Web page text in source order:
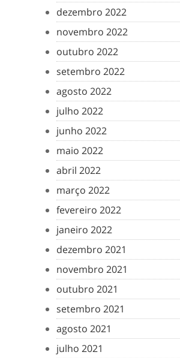
dezembro 2022
novembro 2022
outubro 2022
setembro 2022
agosto 2022
julho 2022
junho 2022
maio 2022
abril 2022
março 2022
fevereiro 2022
janeiro 2022
dezembro 2021
novembro 2021
outubro 2021
setembro 2021
agosto 2021
julho 2021